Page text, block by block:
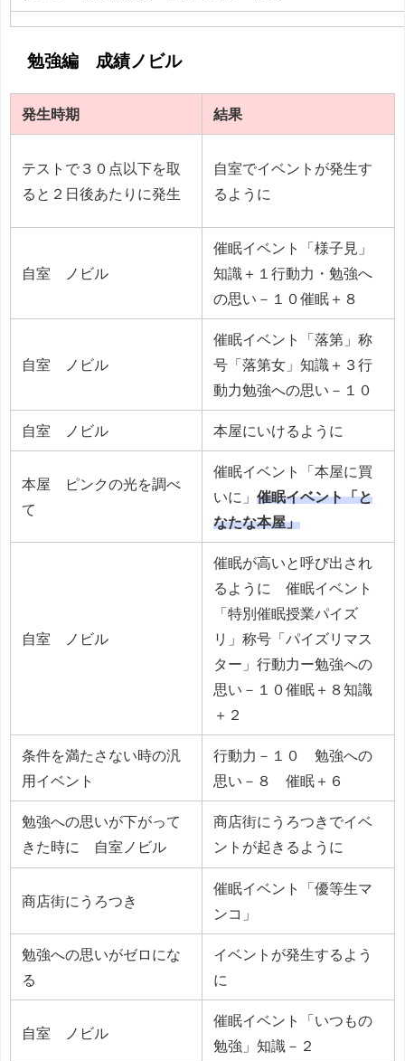
勉強編 成績ノビル
発生時期 結果
テストで３０点以下を取
ると２日後あたりに発生
自室でイベントが発生す
るように
自室 ノビル
催眠イベント「様子見」
知識＋１行動力・勉強へ
の思い－１０催眠＋８
自室 ノビル
催眠イベント「落第」称
号「落第女」知識＋３行
動力勉強への思い－１０
自室 ノビル 本屋にいけるように
本屋 ピンクの光を調べ
て
催眠イベント「本屋に買
いに」 催眠イベント「と
なたな本屋」
自室 ノビル
催眠が高いと呼び出され
るように 催眠イベント
「特別催眠授業パイズ
リ」称号「パイズリマス
ター」行動力ー勉強への
思い－１０催眠＋８知識
＋２
条件を満たさない時の汎
用イベント
行動力－１０ 勉強への
思い－８ 催眠＋６
勉強への思いが下がって
きた時に 自室ノビル
商店街にうろつきでイベ
ントが起きるように
商店街にうろつき
催眠イベント「優等生マ
ンコ」
勉強への思いがゼロにな
る
イベントが発生するよう
に
自室 ノビル
催眠イベント「いつもの
勉強」知識－２